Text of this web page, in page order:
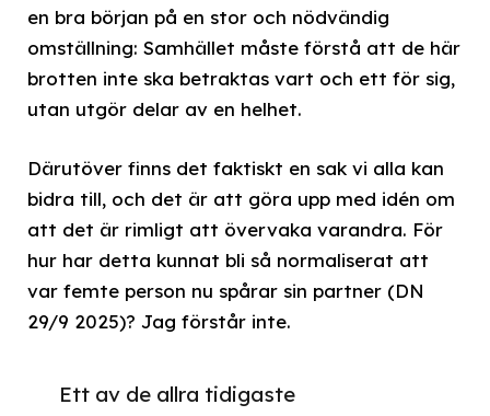
en bra början på en stor och nödvändig
omställning: Samhället måste förstå att de här
brotten inte ska betraktas vart och ett för sig,
utan utgör delar av en helhet.
Därutöver finns det faktiskt en sak vi alla kan
bidra till, och det är att göra upp med idén om
att det är rimligt att övervaka varandra. För
hur har detta kunnat bli så normaliserat att
var femte person nu spårar sin partner (DN
29/9 2025)? Jag förstår inte.
Ett av de allra tidigaste